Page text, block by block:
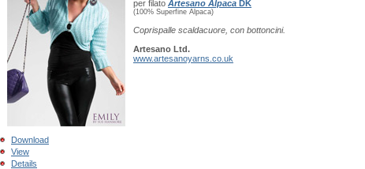
per filato Artesano Alpaca DK
(100% Superfine Alpaca)
Coprispalle scaldacuore, con bottoncini.
Artesano Ltd.
www.artesanoyarns.co.uk
Download
View
Details